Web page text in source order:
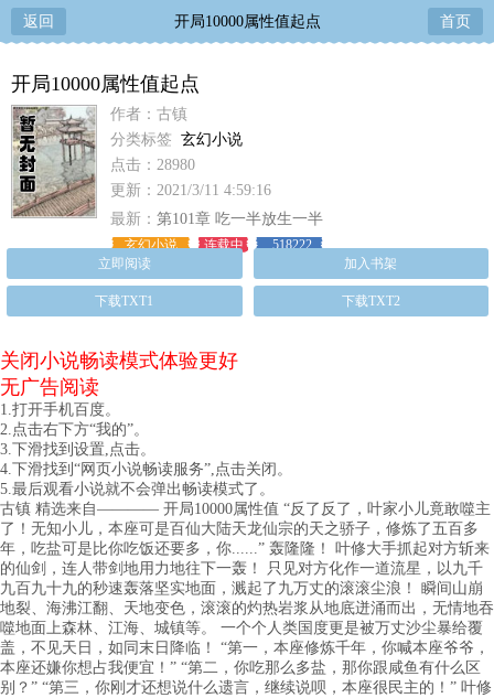
返回 开局10000属性值起点 首页
开局10000属性值起点
作者：古镇
分类标签 玄幻小说
点击：28980
更新：2021/3/11 4:59:16
最新： 第101章 吃一半放生一半
玄幻小说 连载中
518222
立即阅读
加入书架
下载TXT1 下载TXT2
关闭小说畅读模式体验更好
无广告阅读
1.打开手机百度。
2.点击右下方“我的”。
3.下滑找到设置,点击。
4.下滑找到“网页小说畅读服务”,点击关闭。
5.最后观看小说就不会弹出畅读模式了。
古镇 精选来自———— 开局10000属性值 “反了反了，叶家小儿竟敢噬主
了！无知小儿，本座可是百仙大陆天龙仙宗的天之骄子，修炼了五百多
年，吃盐可是比你吃饭还要多，你......” 轰隆隆！ 叶修大手抓起对方斩来
的仙剑，连人带剑地用力地往下一轰！ 只见对方化作一道流星，以九千
九百九十九的秒速轰落坚实地面，溅起了九万丈的滚滚尘浪！ 瞬间山崩
地裂、海沸江翻、天地变色，滚滚的灼热岩浆从地底迸涌而出，无情地吞
噬地面上森林、江海、城镇等。 一个个人类国度更是被万丈沙尘暴给覆
盖，不见天日，如同末日降临！ “第一，本座修炼千年，你喊本座爷爷，
本座还嫌你想占我便宜！” “第二，你吃那么多盐，那你跟咸鱼有什么区
别？” “第三，你刚才还想说什么遗言，继续说呗，本座很民主的！” 叶修